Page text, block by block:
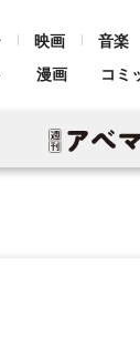
映画 音楽
漫画 コミ